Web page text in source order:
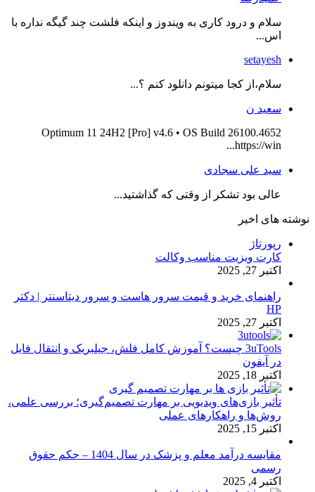
سلام و درود کاری به ویندوز و اینکه فلشت چند گیگه نداره با
اس...
setayesh
سلام،از کجا میتونم دانلود کنم ؟...
سعید ن
Optimum 11 24H2 [Pro] v4.6 • OS Build 26100.4652
https://win...
سید علی سجادی
عالی بود تشکر از وقتی که گذاشتید...
نوشته های اخیر
رپورتاژ
کارت ویزیت مناسب وکالت
اکتبر 27, 2025
راهنمای خرید و قیمت سرور هاست و سرور دیتاسنتر | دکتر
HP
اکتبر 27, 2025
3uTools چیست؟ آموزش کامل فلش، جیلبریک و انتقال فایل
در آیفون
اکتبر 18, 2025
تأثیر بازی‌های ویدیویی بر مهارت تصمیم‌گیری؛ بررسی علمی،
روش‌ها و راهکارهای عملی
اکتبر 15, 2025
مقایسه درآمد معلم و پزشک در سال 1404 – حکم حقوق
رسمی
اکتبر 4, 2025